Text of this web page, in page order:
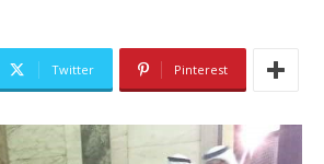
Twitter Pinterest